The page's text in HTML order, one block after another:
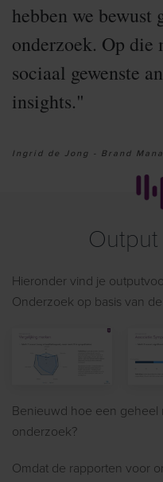
hebben we bewust
onderzoek. Op die
sociaal gewenste
insights."
Ingrid de Jong - Brand
Hieronder vind je
Onderzoek op basis van
Page
Benieuwd hoe een geheel
onderzoek?
Omdat de rapporten voor